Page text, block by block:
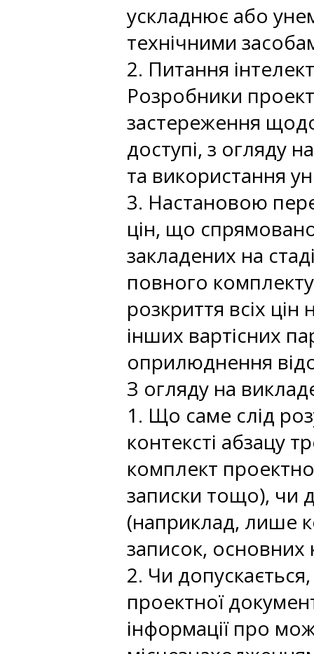
ускладнює або
технічними
2. Питання
Розробники
застереження
доступі, з огляду
та використання
3. Настановою
цін, що
закладених на
повного
розкриття всіх
інших вартісних
оприлюднення
З огляду на
1. Що саме слід
контексті абзацу
комплект
записки тощо), чи
(наприклад, лише
записок,
2. Чи
проектної
інформації про